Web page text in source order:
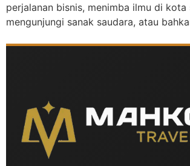
perjalanan bisnis, menimba ilmu di kota
mengunjungi sanak saudara, atau